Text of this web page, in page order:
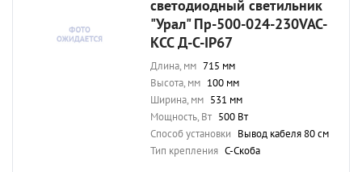
светодиодный светильник
"Урал" Пр-500-024-230VAC-
КСС Д-С-IP67
Длина, мм 715 мм
Высота, мм 100 мм
Ширина, мм 531 мм
Мощность, Вт 500 Вт
Способ установки Вывод кабеля 80 см
Тип крепления С-Скоба